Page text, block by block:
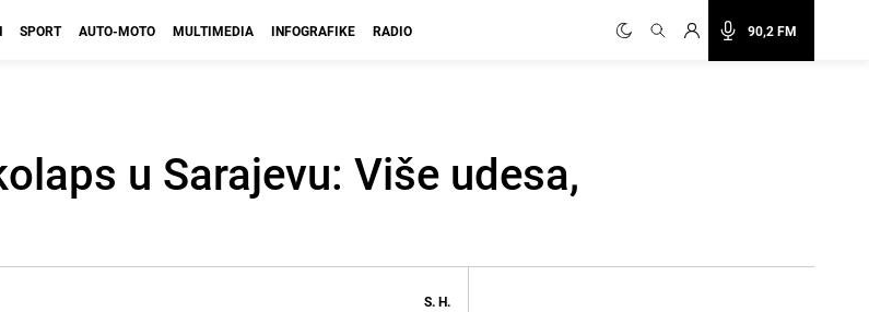
90,2 FM
SPORT AUTO-MOTO MULTIMEDIA INFOGRAFIKE RADIO
u Sarajevu: Više udesa,
S. H.